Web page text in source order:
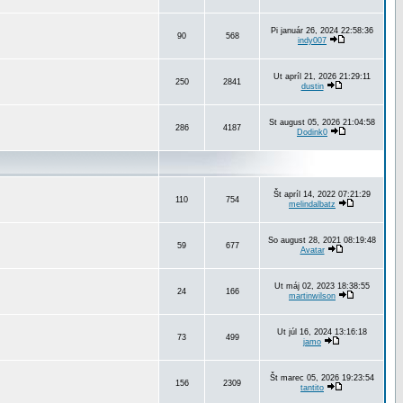
90 568
Pi január 26, 2024 22:58:36
indy007
250 2841
Ut apríl 21, 2026 21:29:11
dustin
286 4187
St august 05, 2026 21:04:58
Dodink0
110 754
Št apríl 14, 2022 07:21:29
melindalbatz
59 677
So august 28, 2021 08:19:48
Avatar
24 166
Ut máj 02, 2023 18:38:55
martinwilson
73 499
Ut júl 16, 2024 13:16:18
jamo
156 2309
Št marec 05, 2026 19:23:54
tantito